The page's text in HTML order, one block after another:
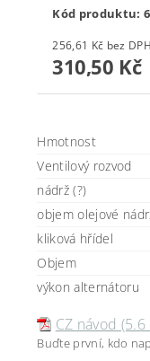
Kód produktu:
256,61 Kč bez DPH
310,50 Kč
Hmotnost
Ventilový rozvod
nádrž (?)
objem olejové
kliková hřídel
Objem
výkon alternátoru
CZ návod (5.6
Buďte první, kdo